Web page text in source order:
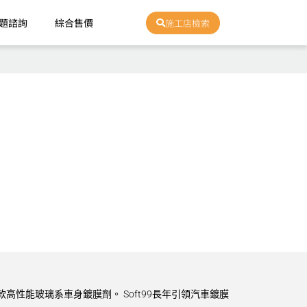
諮詢 綜合售價 施工店檢索
高性能玻璃系車身鍍膜劑。 Soft99長年引領汽車鍍膜